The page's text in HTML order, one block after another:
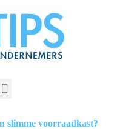
slimme voorraadkast?